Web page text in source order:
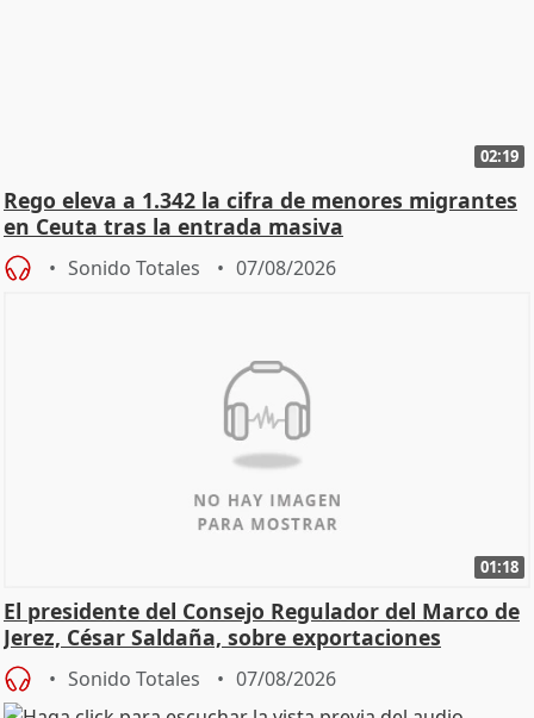
02:19
Rego eleva a 1.342 la cifra de menores migrantes
en Ceuta tras la entrada masiva
Sonido Totales 07/08/2026
01:18
El presidente del Consejo Regulador del Marco de
Jerez, César Saldaña, sobre exportaciones
Sonido Totales 07/08/2026